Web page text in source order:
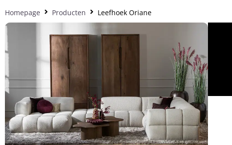
Homepage Producten Leefhoek Oriane